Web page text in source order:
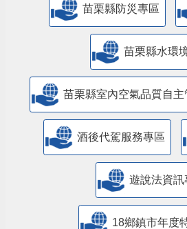
苗栗縣防災專區
苗栗縣水環
苗栗縣室內空氣品質自
酒後代駕服務專區
遊說法資訊
18鄉鎮市年度